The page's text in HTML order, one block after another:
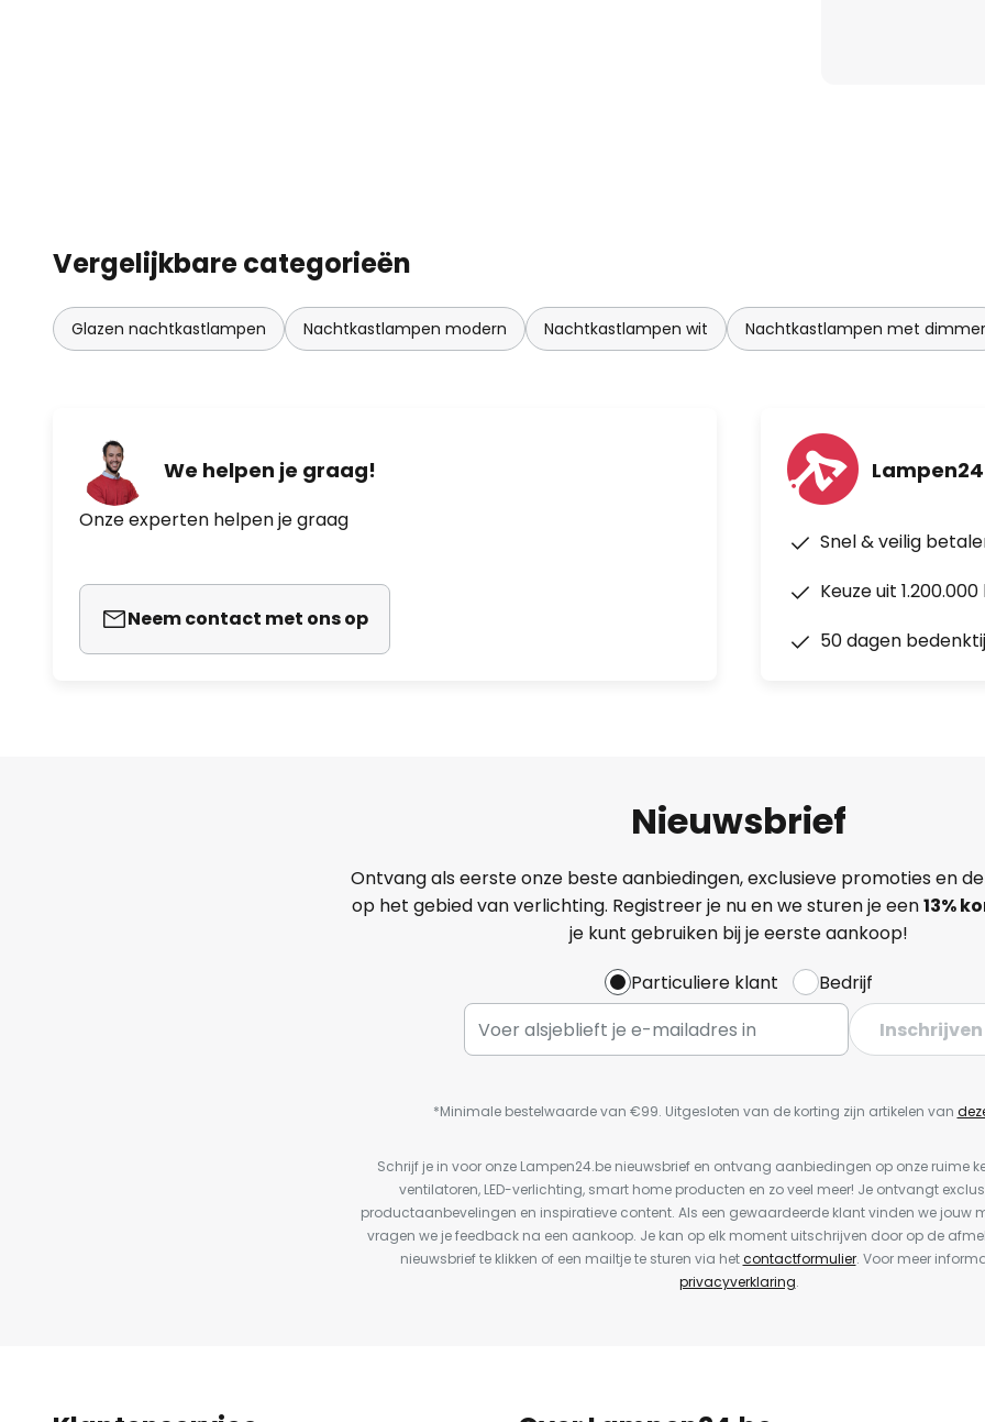
Vergelijkbare categorieën
Glazen nachtkastlampen Nachtkastlampen modern Nachtkastlampen wit Nachtkastlampen met dimmer
We helpen je graag!
Onze experten helpen je graag
Neem contact met ons op
Snel & veilig
Keuze uit
50 dagen
Nieuwsbrief
Ontvang als eerste onze beste aanbiedingen, exclusieve promoties en
op het gebied van verlichting. Registreer je nu en we sturen je een13%
je kunt gebruiken bij je eerste aankoop!
Particuliere klant
Bedrijf
Inschrijven
*Minimale bestelwaarde van €99. Uitgesloten van de korting zijn artikelen van
Schrijf je in voor onze Lampen24.be nieuwsbrief en ontvang aanbiedingen op onze ruime
ventilatoren, LED-verlichting, smart home producten en zo veel meer! Je ontvangt
productaanbevelingen en inspiratieve content. Als een gewaardeerde klant vinden we jouw
vragen we je feedback na een aankoop. Je kan op elk moment uitschrijven door op de
nieuwsbrief te klikken of een mailtje te sturen via hetcontactformulier. Voor meer
privacyverklaring.